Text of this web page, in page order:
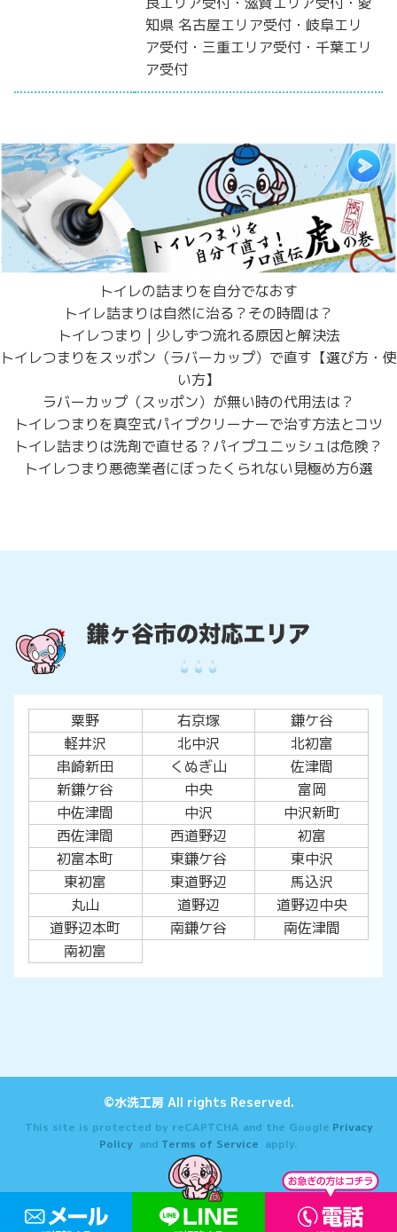
知県 名古屋エリア受付・岐阜エリ
ア受付・三重エリア受付・千葉エリ
ア受付
トイレの詰まりを自分でなおす
トイレ詰まりは自然に治る？その時間は？
トイレつまり | 少しずつ流れる原因と解決法
トイレつまりをスッポン（ラバーカップ）で直す【選び方・使
い方】
ラバーカップ（スッポン）が無い時の代用法は？
トイレつまりを真空式パイプクリーナーで治す方法とコツ
トイレ詰まりは洗剤で直せる？パイプユニッシュは危険？
トイレつまり悪徳業者にぼったくられない見極め方6選
粟野 右京塚
鎌ケ谷
軽井沢
北中沢
北初富
串崎新田
くぬぎ山
佐津間
新鎌ケ谷
中央
富岡
中佐津間
中沢
中沢新町
西佐津間
西道野辺
初富
初富本町
東鎌ケ谷
東中沢
東初富
東道野辺
馬込沢
丸山
道野辺
道野辺中央
道野辺本町
南鎌ケ谷
南佐津間
南初富
©水洗工房 All rights Reserved.
This site is protected by reCAPTCHA and the Google Privacy
Policy and Terms of Service apply.